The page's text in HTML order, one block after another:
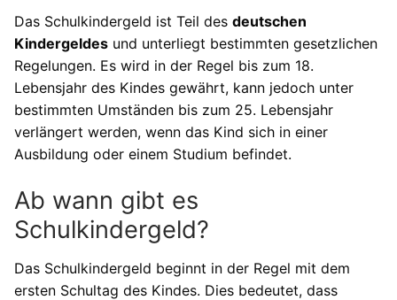
Das Schulkindergeld ist Teil des deutschen
Kindergeldes und unterliegt bestimmten gesetzlichen
Regelungen. Es wird in der Regel bis zum 18.
Lebensjahr des Kindes gewährt, kann jedoch unter
bestimmten Umständen bis zum 25. Lebensjahr
verlängert werden, wenn das Kind sich in einer
Ausbildung oder einem Studium befindet.
Ab wann gibt es
Schulkindergeld?
Das Schulkindergeld beginnt in der Regel mit dem
ersten Schultag des Kindes. Dies bedeutet, dass